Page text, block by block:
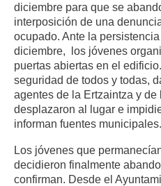
diciembre para que se
interposición de una
ocupado. Ante la
diciembre, los jóvenes
puertas abiertas en el
seguridad de todos y todas,
agentes de la Ertzaintza y
desplazaron al lugar e
informan fuentes municipales.
Los jóvenes que
decidieron finalmente
confirman. Desde el